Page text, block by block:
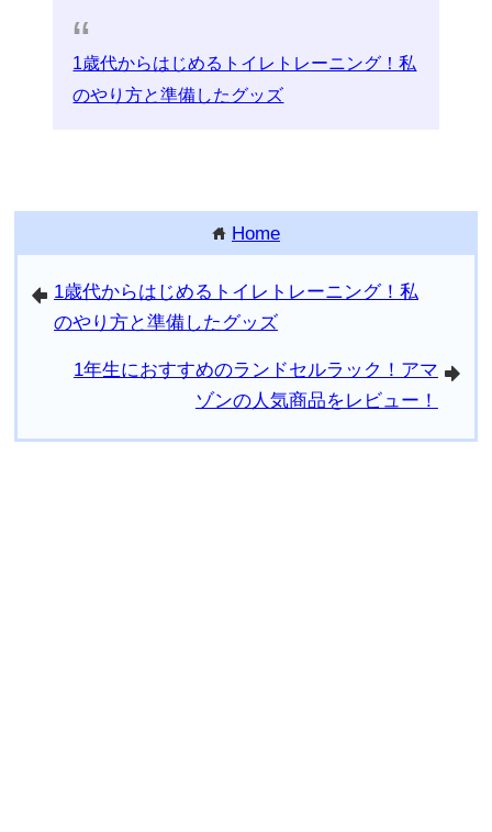
1歳代からはじめるトイレトレーニング！私
のやり方と準備したグッズ
home Home
arrowleft 1歳代からはじめるトイレトレーニング！私
のやり方と準備したグッズ
arrowright
1年生におすすめのランドセルラック！アマ
ゾンの人気商品をレビュー！